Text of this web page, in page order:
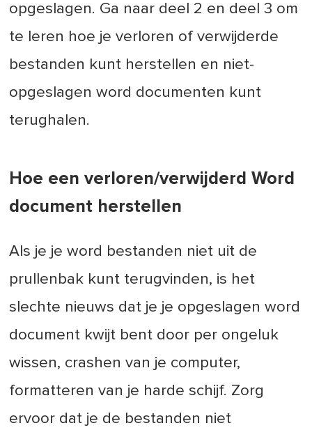
opgeslagen. Ga naar deel 2 en deel 3 om
te leren hoe je verloren of verwijderde
bestanden kunt herstellen en niet-
opgeslagen word documenten kunt
terughalen.
Hoe een verloren/verwijderd Word
document herstellen
Als je je word bestanden niet uit de
prullenbak kunt terugvinden, is het
slechte nieuws dat je je opgeslagen word
document kwijt bent door per ongeluk
wissen, crashen van je computer,
formatteren van je harde schijf. Zorg
ervoor dat je de bestanden niet